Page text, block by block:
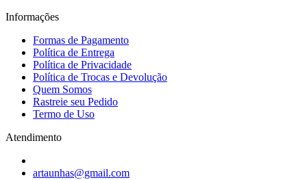
Informações
Formas de Pagamento
Política de Entrega
Política de Privacidade
Política de Trocas e Devolução
Quem Somos
Rastreie seu Pedido
Termo de Uso
Atendimento
artaunhas@gmail.com